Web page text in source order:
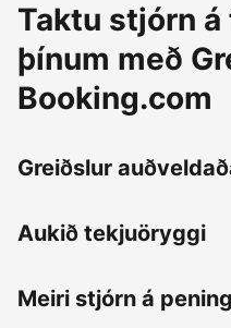
Taktu stjórn
þínum með
Booking.com
Greiðslur
Aukið tekjuöryggi
Meiri stjórn á